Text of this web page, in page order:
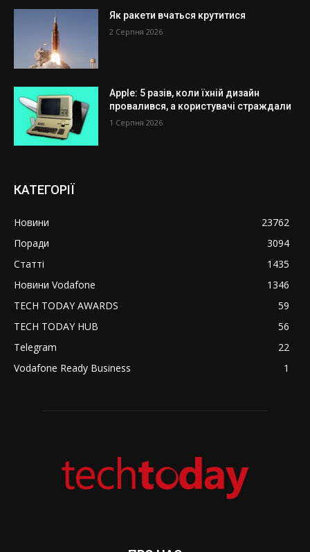
Як ракети вчаться крутитися
2 Серпня 2026
Apple: 5 разів, коли їхній дизайн
провалився, а користувачі страждали
1 Серпня 2026
КАТЕГОРІЇ
Новини
23762
Поради
3094
Статті
1435
Новини Vodafone
1346
TECH TODAY AWARDS
59
TECH TODAY HUB
56
Telegram
22
Vodafone Ready Business
1